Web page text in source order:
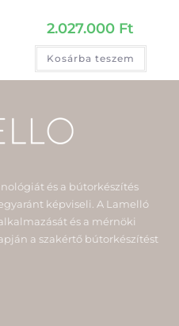
2.027.000 Ft
Kosárba teszem
és a bútorkészítés
képviseli. A Lamelló
és a mérnöki
a szakértő bútorkészítést